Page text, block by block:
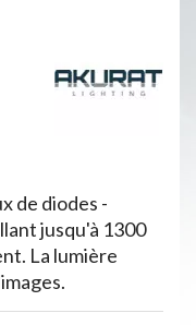
de diodes -
jusqu'à 1300
La lumière